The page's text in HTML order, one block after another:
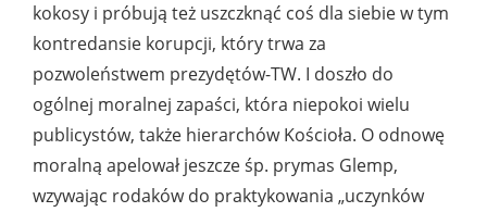
kokosy i próbują też uszczknąć coś dla siebie w tym
kontredansie korupcji, który trwa za
pozwoleństwem prezydętów-TW. I doszło do
ogólnej moralnej zapaści, która niepokoi wielu
publicystów, także hierarchów Kościoła. O odnowę
moralną apelował jeszcze śp. prymas Glemp,
wzywając rodaków do praktykowania „uczynków